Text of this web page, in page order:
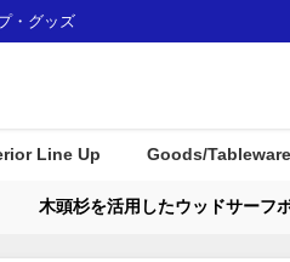
・グッズ
Line Up Goods/Tableware
木頭杉を活用したウッドサーフ